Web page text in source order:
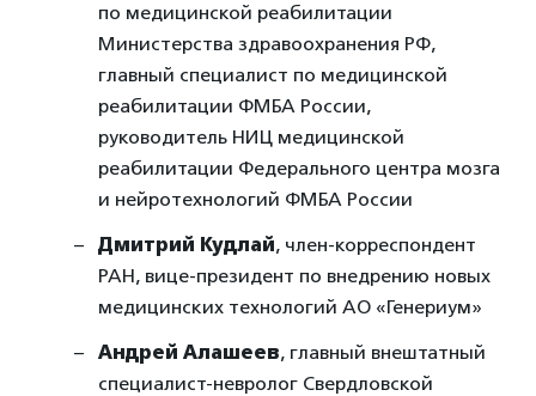
по медицинской реабилитации
Министерства здравоохранения РФ,
главный специалист по медицинской
реабилитации ФМБА России,
руководитель НИЦ медицинской
реабилитации Федерального центра мозга
и нейротехнологий ФМБА России
Дмитрий Кудлай, член-корреспондент
РАН, вице-президент по внедрению новых
медицинских технологий АО «Генериум»
Андрей Алашеев, главный внештатный
специалист-невролог Свердловской